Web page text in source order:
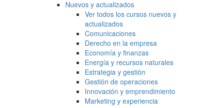
Nuevos y actualizados
Ver todos los cursos nuevos y
actualizados
Comunicaciones
Derecho en la empresa
Economía y finanzas
Energía y recursos naturales
Estrategia y gestión
Gestión de operaciones
Innovación y emprendimiento
Marketing y experiencia